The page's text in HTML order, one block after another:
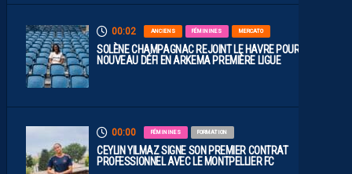
00:02 ANCIENS FÉMININES MERCATO
SOLÈNE CHAMPAGNAC REJOINT LE HAVRE POUR UN
NOUVEAU DÉFI EN ARKEMA PREMIÈRE LIGUE
00:00 FÉMININES FORMATION
CEYLIN YILMAZ SIGNE SON PREMIER CONTRAT
PROFESSIONNEL AVEC LE MONTPELLIER FC